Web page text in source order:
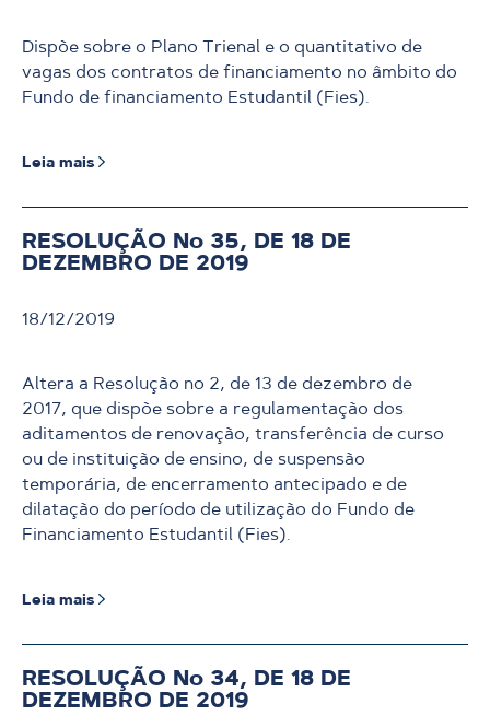
Dispõe sobre o Plano Trienal e o quantitativo de
vagas dos contratos de financiamento no âmbito do
Fundo de financiamento Estudantil (Fies).
Leia mais
RESOLUÇÃO No 35, DE 18 DE
DEZEMBRO DE 2019
18/12/2019
Altera a Resolução no 2, de 13 de dezembro de
2017, que dispõe sobre a regulamentação dos
aditamentos de renovação, transferência de curso
ou de instituição de ensino, de suspensão
temporária, de encerramento antecipado e de
dilatação do período de utilização do Fundo de
Financiamento Estudantil (Fies).
Leia mais
RESOLUÇÃO No 34, DE 18 DE
DEZEMBRO DE 2019